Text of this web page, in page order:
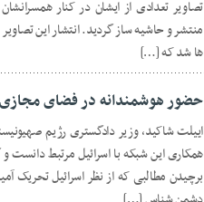
تصاویر تعدادی از ایشان در کنار
منتشر و حاشیه ساز گردید. انتشار این
ها شد که […]
حضور هوشمندانه در فضای
اییلت شاکید، وزیر دادگستری رژیم
همکاری این شبکه با اسرائیل مرتبط
برچیدن مطالبی که از نظر اسرائیل تحریک